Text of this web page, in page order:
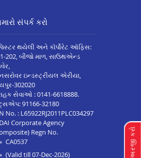
સંપર્ક કરો
થયેલી અને કૉર્પોરેટ ઑફિસ:
202, બીજો માળ, સાઉથએન્ડ
ઇન્ડસ્ટ્રીયલ એરીયા,
302020
સેવાઓ :0141-6618888.
91166-32180
No. : L65922RJ2011PLC034297
Corporate Agency
Regn No.
CA0537
(Valid till 07-Dec-2026)